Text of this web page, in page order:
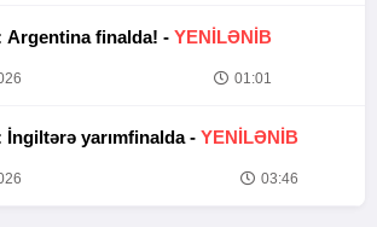
Argentina finalda! - YENİLƏNİB
01:01
İngiltərə yarımfinalda - YENİLƏNİB
03:46